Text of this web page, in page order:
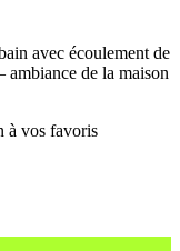
avec écoulement de
ambiance de la maison